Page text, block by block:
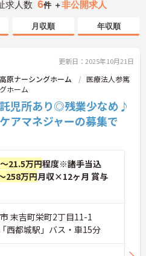
求人数 6件 ＋非公開求人
月収順 年収順
更新日：2025年10月21日
ナーシングホーム
医療法人参篤
ホーム
託児所あり◎残業少なめ♪
アマネジャーの募集で
21.5万円程度※諸手当込
258万円月収×12ヶ月 賞与
末吉町栄町2丁目11-1
西都城駅」バス・車15分